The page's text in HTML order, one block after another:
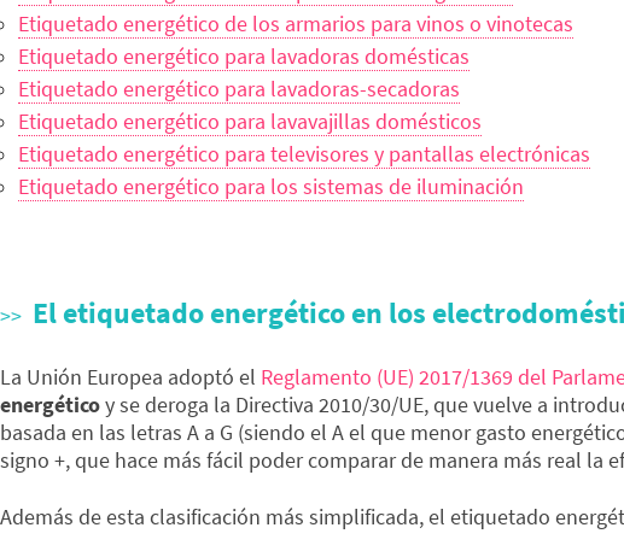
Etiquetado energético de los armarios para vinos o vinotecas
Etiquetado energético para lavadoras domésticas
Etiquetado energético para lavadoras-secadoras
Etiquetado energético para lavavajillas domésticos
Etiquetado energético para televisores y pantallas electrónicas
Etiquetado energético para los sistemas de iluminación
El etiquetado energético en los
La Unión Europea adoptó el Reglamento (UE) 2017/1369 del
energéticoy se deroga la Directiva 2010/30/UE, que vuelve a
basada en las letras A a G (siendo el A el que menor gasto
signo +, que hace más fácil poder comparar de manera más real la
Además de esta clasificación más simplificada, el etiquetado